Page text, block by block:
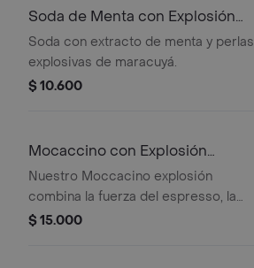
intenso de maracuyá al morderlas,
creando una experiencia interactiva y
deliciosa.
Soda de Menta con Explosión
Maracuyá
Soda con extracto de menta y perlas
explosivas de maracuyá.
$ 10.600
Mocaccino con Explosión
Caramelo
Nuestro Moccacino explosión
combina la fuerza del espresso, la
cremosidad del chocolate y la
$ 15.000